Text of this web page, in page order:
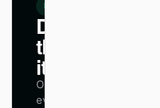
KEYNOTE
Design
that ships
itself.
One DESIGN.md —
every surface on-